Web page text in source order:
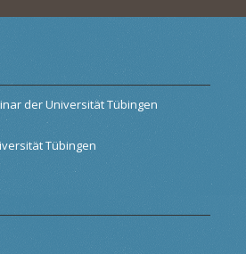
der Universität Tübingen
Tübingen